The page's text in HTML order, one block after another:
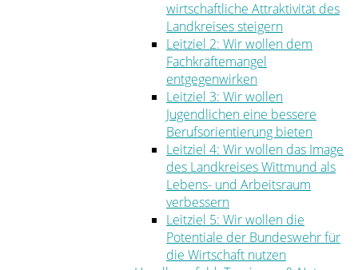
wirtschaftliche Attraktivität des
Landkreises steigern
Leitziel 2: Wir wollen dem
Fachkräftemangel
entgegenwirken
Leitziel 3: Wir wollen
Jugendlichen eine bessere
Berufsorientierung bieten
Leitziel 4: Wir wollen das Image
des Landkreises Wittmund als
Lebens- und Arbeitsraum
verbessern
Leitziel 5: Wir wollen die
Potentiale der Bundeswehr für
die Wirtschaft nutzen